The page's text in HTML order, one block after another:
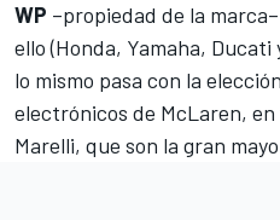
WP –propiedad de la
ello (Honda, Yamaha,
lo mismo pasa con la
electrónicos de McLaren,
Marelli, que son la gran